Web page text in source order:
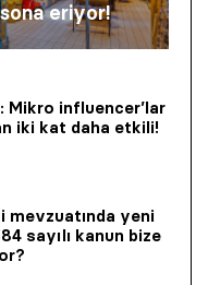
eriyor!
Mikro influencer’lar
iki kat daha etkili!
mevzuatında yeni
sayılı kanun bize